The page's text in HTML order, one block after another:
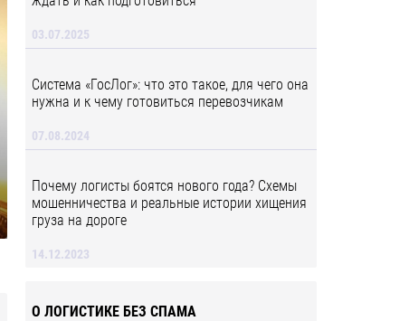
03.07.2025
Система «ГосЛог»: что это такое, для чего она
нужна и к чему готовиться перевозчикам
07.08.2024
Почему логисты боятся нового года? Схемы
мошенничества и реальные истории хищения
груза на дороге
14.12.2023
О ЛОГИСТИКЕ БЕЗ СПАМА